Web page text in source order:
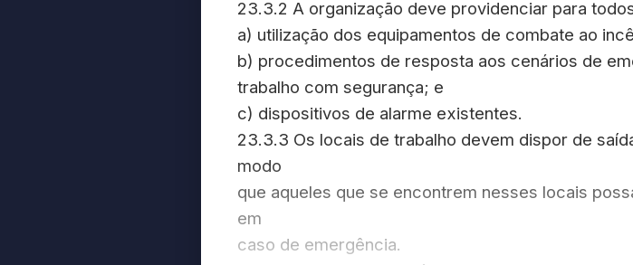
23.3.2 A organização deve providenciar para
a) utilização dos equipamentos de combate ao
b) procedimentos de resposta aos cenários de
trabalho com segurança; e
c) dispositivos de alarme existentes.
23.3.3 Os locais de trabalho devem dispor de
modo
que aqueles que se encontrem nesses locais
em
caso de emergência.